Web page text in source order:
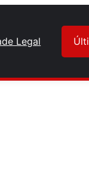
Legal